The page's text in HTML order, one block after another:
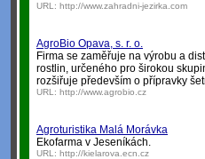
URL: http://www.zahradni-jezirka.com
AgroBio Opava, s. r. o.
Firma se zaměřuje na výrobu a
rostlin, určeného pro širokou
rozšiřuje především o přípravky
URL: http://www.agrobio.cz
Agroturistika Malá Morávka
Ekofarma v Jeseníkách.
URL: http://kielarova.ecn.cz